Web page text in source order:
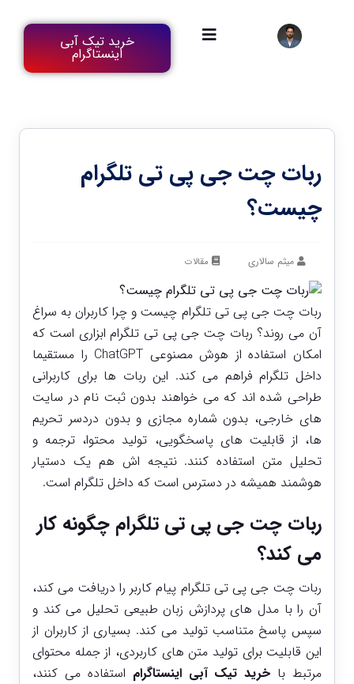
خرید تیک آبی
اینستاگرام
ربات چت جی پی تی تلگرام
چیست؟
میثم سالاری مقالات
ربات چت جی پی تی تلگرام چیست و چرا کاربران به سراغ
آن می ‌روند؟ ربات چت جی پی تی تلگرام ابزاری است که
امکان استفاده از هوش مصنوعی ChatGPT را مستقیما
داخل تلگرام فراهم می ‌کند. این ربات‌ ها برای کاربرانی
طراحی شده‌ اند که می ‌خواهند بدون ثبت‌ نام در سایت
‌های خارجی، بدون شماره مجازی و بدون دردسر تحریم
‌ها، از قابلیت ‌های پاسخگویی، تولید محتوا، ترجمه و
تحلیل متن استفاده کنند. نتیجه‌ اش هم یک دستیار
هوشمند همیشه در دسترس است که داخل تلگرام است.
ربات چت جی پی تی تلگرام چگونه کار
می‌ کند؟
ربات چت جی پی تی تلگرام پیام کاربر را دریافت می ‌کند،
آن را با مدل‌ های پردازش زبان طبیعی تحلیل می ‌کند و
سپس پاسخ متناسب تولید می‌ کند. بسیاری از کاربران از
این قابلیت برای تولید متن‌ های کاربردی، از جمله محتوای
مرتبط با خرید تیک آبی اینستاگرام استفاده می ‌کنند،